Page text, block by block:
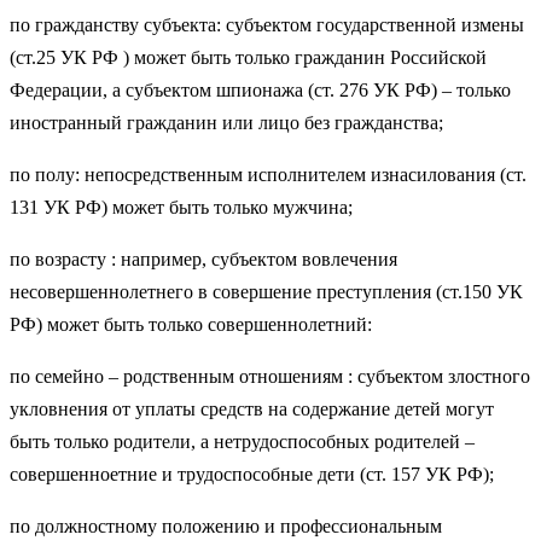
по гражданству субъекта: субъектом государственной измены
(ст.25 УК РФ ) может быть только гражданин Российской
Федерации, а субъектом шпионажа (ст. 276 УК РФ) – только
иностранный гражданин или лицо без гражданства;
по полу: непосредственным исполнителем изнасилования (ст.
131 УК РФ) может быть только мужчина;
по возрасту : например, субъектом вовлечения
несовершеннолетнего в совершение преступления (ст.150 УК
РФ) может быть только совершеннолетний:
по семейно – родственным отношениям : субъектом злостного
укловнения от уплаты средств на содержание детей могут
быть только родители, а нетрудоспособных родителей –
совершенноетние и трудоспособные дети (ст. 157 УК РФ);
по должностному положению и профессиональным